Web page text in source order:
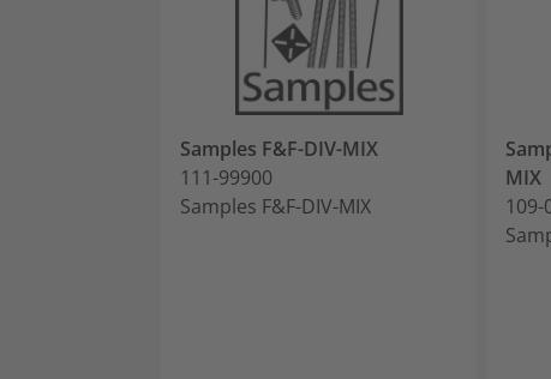
Samples F&F-DIV-MIX
111-99900
Samples F&F-DIV-MIX
MIX
109-